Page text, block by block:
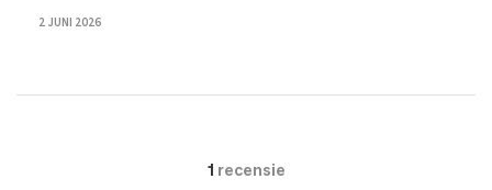
2 JUNI 2026
1 recensie